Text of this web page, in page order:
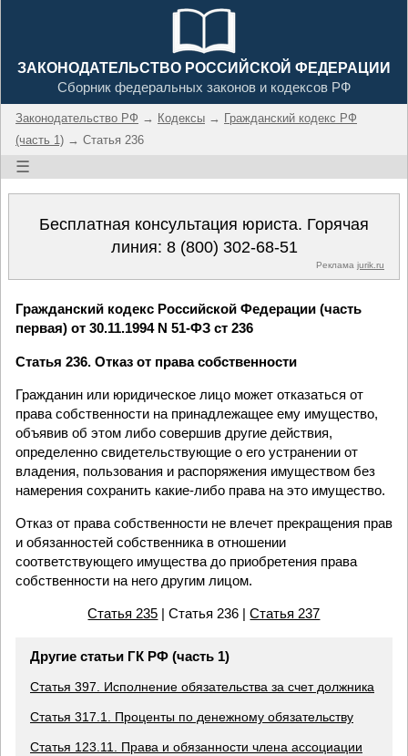
ЗАКОНОДАТЕЛЬСТВО РОССИЙСКОЙ ФЕДЕРАЦИИ
Сборник федеральных законов и кодексов РФ
Законодательство РФ → Кодексы → Гражданский кодекс РФ
(часть 1) → Статья 236
☰
Бесплатная консультация юриста. Горячая
линия: 8 (800) 302-68-51
Реклама jurik.ru
Гражданский кодекс Российской Федерации (часть
первая) от 30.11.1994 N 51-ФЗ ст 236
Статья 236. Отказ от права собственности
Гражданин или юридическое лицо может отказаться от
права собственности на принадлежащее ему имущество,
объявив об этом либо совершив другие действия,
определенно свидетельствующие о его устранении от
владения, пользования и распоряжения имуществом без
намерения сохранить какие-либо права на это имущество.
Отказ от права собственности не влечет прекращения прав
и обязанностей собственника в отношении
соответствующего имущества до приобретения права
собственности на него другим лицом.
Статья 235 | Статья 236 |Статья 237
Другие статьи ГК РФ (часть 1)
Статья 397. Исполнение обязательства за счет должника
Статья 317.1. Проценты по денежному обязательству
Статья 123.11. Права и обязанности члена ассоциации